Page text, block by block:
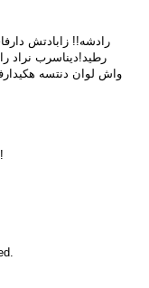
واش لوان دنتسه